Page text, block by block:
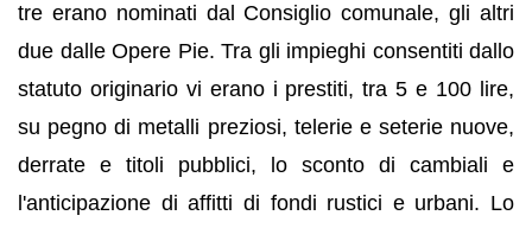
tre erano nominati dal Consiglio comunale, gli altri
due dalle Opere Pie. Tra gli impieghi consentiti dallo
statuto originario vi erano i prestiti, tra 5 e 100 lire,
su pegno di metalli preziosi, telerie e seterie nuove,
derrate e titoli pubblici, lo sconto di cambiali e
l'anticipazione di affitti di fondi rustici e urbani. Lo